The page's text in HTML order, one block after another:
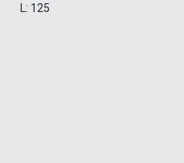
L: 125